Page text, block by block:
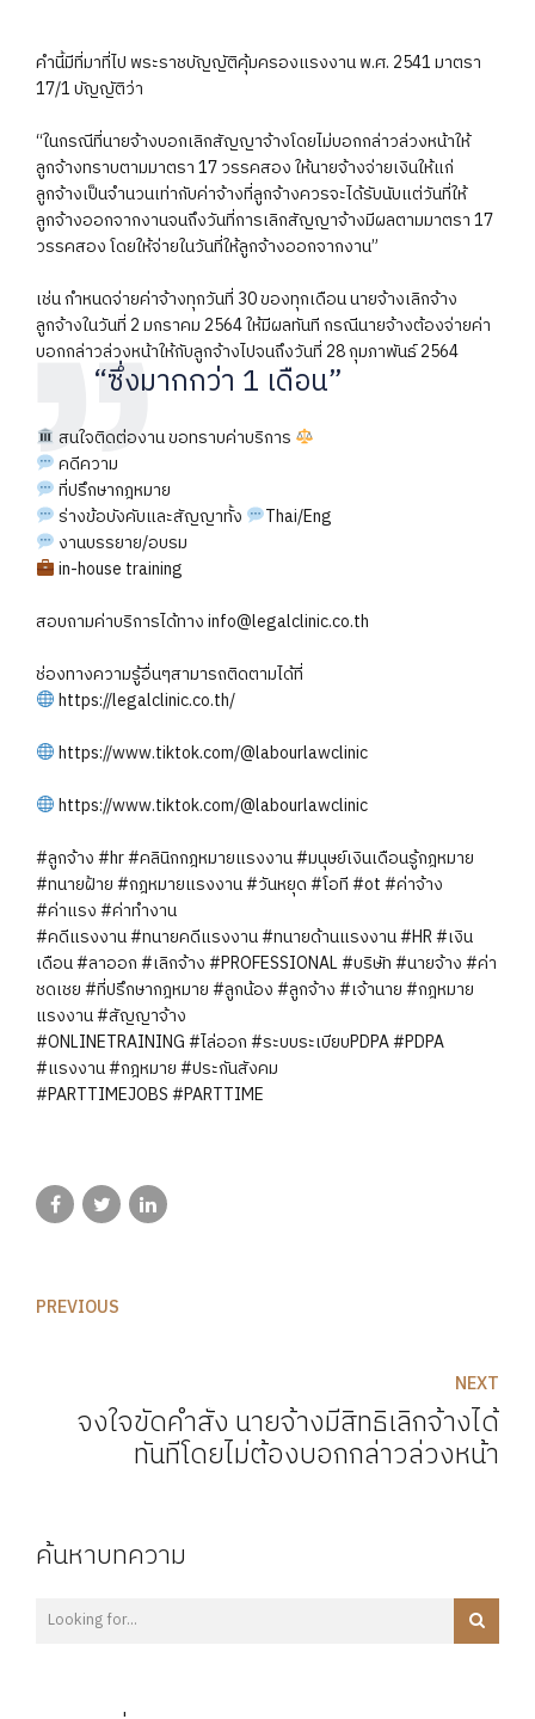
คำนี้มีที่มาที่ไป พระราชบัญญัติคุ้มครองแรงงาน พ.ศ. 2541 มาตรา
17/1 บัญญัติว่า
“ในกรณีที่นายจ้างบอกเลิกสัญญาจ้างโดยไม่บอกกล่าวล่วงหน้าให้
ลูกจ้างทราบตามมาตรา 17 วรรคสอง ให้นายจ้างจ่ายเงินให้แก่
ลูกจ้างเป็นจำนวนเท่ากับค่าจ้างที่ลูกจ้างควรจะได้รับนับแต่วันที่ให้
ลูกจ้างออกจากงานจนถึงวันที่การเลิกสัญญาจ้างมีผลตามมาตรา 17
วรรคสอง โดยให้จ่ายในวันที่ให้ลูกจ้างออกจากงาน”
เช่น กำหนดจ่ายค่าจ้างทุกวันที่ 30 ของทุกเดือน นายจ้างเลิกจ้าง
ลูกจ้างในวันที่ 2 มกราคม 2564 ให้มีผลทันที กรณีนายจ้างต้องจ่ายค่า
บอกกล่าวล่วงหน้าให้กับลูกจ้างไปจนถึงวันที่ 28 กุมภาพันธ์ 2564
“ซึ่งมากกว่า 1 เดือน”
สนใจติดต่องาน ขอทราบค่าบริการ
คดีความ
ที่ปรึกษากฎหมาย
ร่างข้อบังคับและสัญญาทั้ง
Thai/Eng
งานบรรยาย/อบรม
in-house training
สอบถามค่าบริการได้ทาง info@legalclinic.co.th
ช่องทางความรู้อื่นๆสามารถติดตามได้ที่
https://legalclinic.co.th/
https://www.tiktok.com/@labourlawclinic
https://www.tiktok.com/@labourlawclinic
#ลูกจ้าง#hr#คลินิกกฎหมายแรงงาน#มนุษย์เงินเดือนรู้กฎหมาย
#ทนายฝ้าย#กฎหมายแรงงาน#วันหยุด#โอที#ot#ค่าจ้าง
#ค่าแรง#ค่าทำงาน
#คดีแรงงาน#ทนายคดีแรงงาน#ทนายด้านแรงงาน#HR#เงิน
เดือน#ลาออก#เลิกจ้าง#PROFESSIONAL#บริษัท#นายจ้าง#ค่า
ชดเชย#ที่ปรึกษากฎหมาย#ลูกน้อง#ลูกจ้าง#เจ้านาย#กฎหมาย
แรงงาน#สัญญาจ้าง
#ONLINETRAINING#ไล่ออก#ระบบระเบียบPDPA#PDPA
#แรงงาน#กฎหมาย#ประกันสังคม
#PARTTIMEJOBS#PARTTIME
PREVIOUS
NEXT
จงใจขัดคำสั่ง นายจ้างมีสิทธิเลิกจ้างได้
ทันทีโดยไม่ต้องบอกกล่าวล่วงหน้า
ค้นหาบทความ